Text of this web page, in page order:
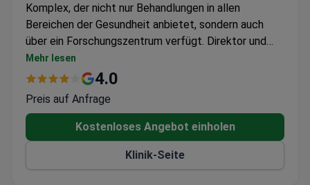
Komplex, der nicht nur Behandlungen in allen
Bereichen der Gesundheit anbietet, sondern auch
über ein Forschungszentrum verfügt. Direktor und
Gründer des Instituts ist der weltberühmte
Herzchirurg Dr. Naresh Trehan.
Mehr lesen
4.0
Preis auf Anfrage
Kostenloses Angebot einholen
Klinik-Seite